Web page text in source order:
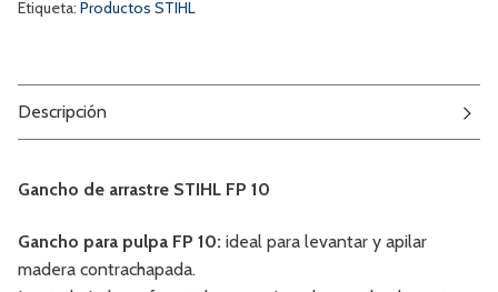
Etiqueta: Productos STIHL
Descripción
Gancho de arrastre STIHL FP 10
Gancho para pulpa FP 10: ideal para levantar y apilar
madera contrachapada.